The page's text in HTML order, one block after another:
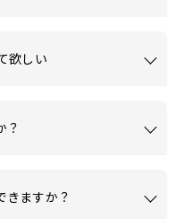
欲しい
？
きますか？